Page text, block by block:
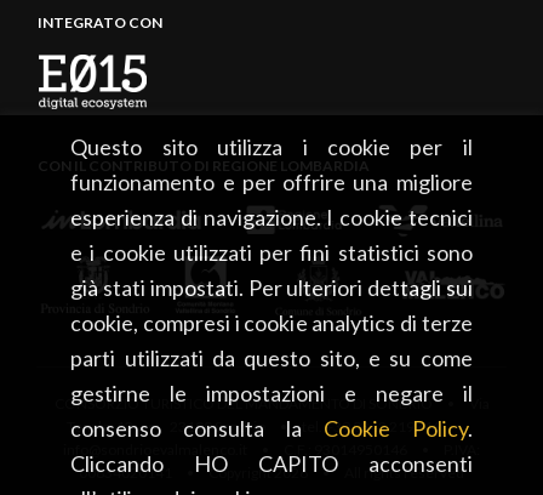
Questo sito utilizza i cookie per il
funzionamento e per offrire una migliore
esperienza di navigazione. I cookie tecnici
e i cookie utilizzati per fini statistici sono
già stati impostati. Per ulteriori dettagli sui
cookie, compresi i cookie analytics di terze
parti utilizzati da questo sito, e su come
gestirne le impostazioni e negare il
consenso consulta la Cookie Policy.
Cliccando HO CAPITO acconsenti
INTEGRATO CON
CON IL CONTRIBUTO DI REGIONE LOMBARDIA
CONSORZIO TURISTICO DEL MANDAMENTO DI SONDRIO • Via
Tonale, 13 • 23100 Sondrio • tel. +39 0342 219246 •
00834020141 • Copyright 2026 • All rights reserved